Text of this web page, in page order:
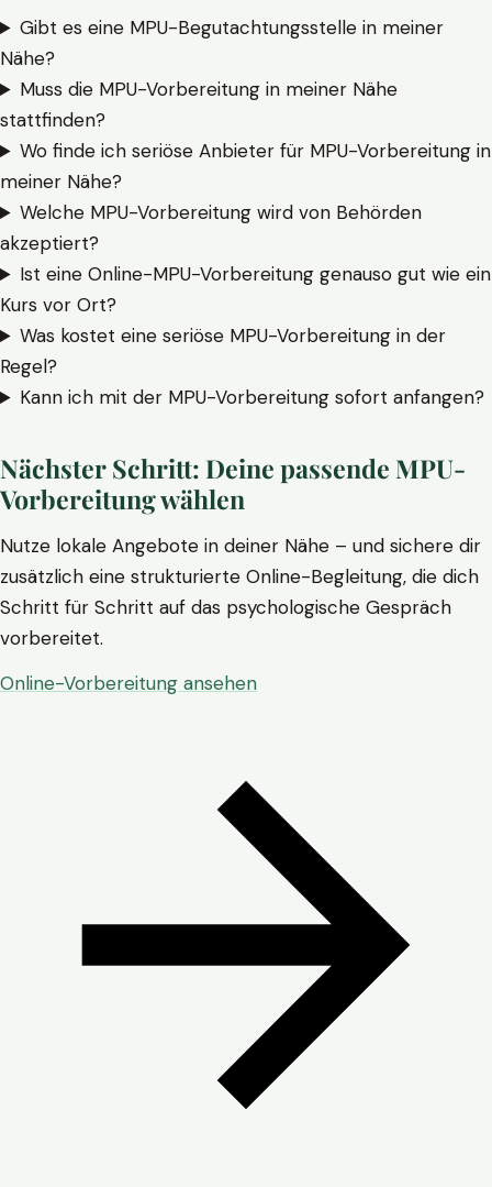
Gibt es eine MPU-Begutachtungsstelle in meiner
Nähe?
Muss die MPU-Vorbereitung in meiner Nähe
stattfinden?
Wo finde ich seriöse Anbieter für MPU-Vorbereitung in
meiner Nähe?
Welche MPU-Vorbereitung wird von Behörden
akzeptiert?
Ist eine Online-MPU-Vorbereitung genauso gut wie ein
Kurs vor Ort?
Was kostet eine seriöse MPU-Vorbereitung in der
Regel?
Kann ich mit der MPU-Vorbereitung sofort anfangen?
Nächster Schritt: Deine passende MPU-
Vorbereitung wählen
Nutze lokale Angebote in deiner Nähe – und sichere dir
zusätzlich eine strukturierte Online-Begleitung, die dich
Schritt für Schritt auf das psychologische Gespräch
vorbereitet.
Online-Vorbereitung ansehen